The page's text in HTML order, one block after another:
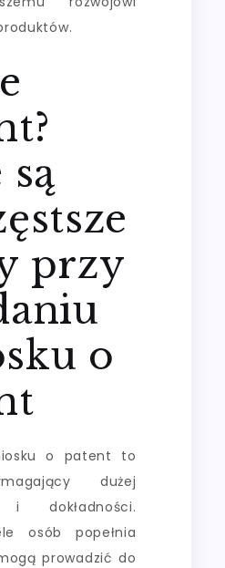
są
przy
o
o patent to
dużej
i dokładności.
osób popełnia
prowadzić do